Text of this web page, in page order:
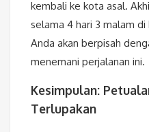
kembali ke kota asal.
selama 4 hari 3 malam di
Anda akan berpisah
menemani perjalanan ini.
Kesimpulan:
Terlupakan